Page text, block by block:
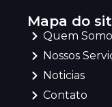
Mapa do
Quem
Nossos
Noticias
Contato